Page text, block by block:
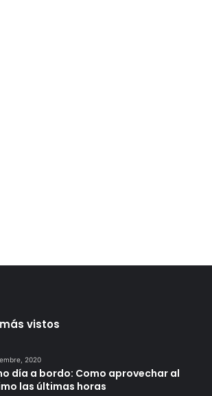
vistos
2020
día a bordo: Como aprovechar al
las últimas horas